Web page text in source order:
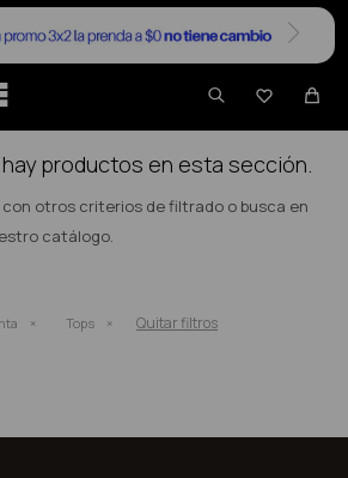

PRODUCTOS
hay productos en esta sección.
otros criterios de filtrado o busca en
catálogo.
Tops Quitar filtros